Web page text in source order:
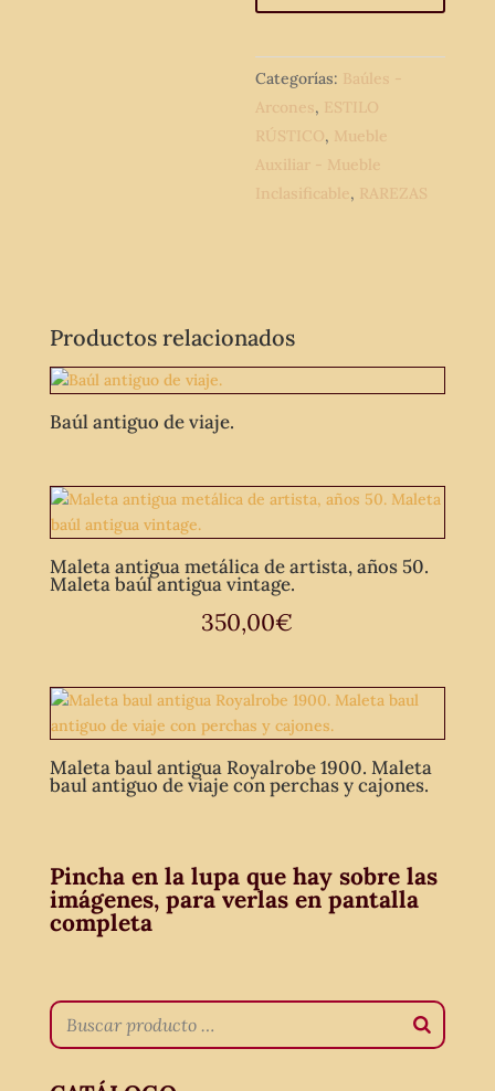
gótico
escudo
de
Castilla
y
León
Categorías: Baúles -
Arcones, ESTILO
RÚSTICO, Mueble
Auxiliar - Mueble
Inclasificable, RAREZAS
Productos relacionados
Baúl antiguo de viaje.
Maleta antigua metálica de artista, años 50.
Maleta baúl antigua vintage.
350,00€
Maleta baul antigua Royalrobe 1900. Maleta
baul antiguo de viaje con perchas y cajones.
Pincha en la lupa que hay sobre las
imágenes, para verlas en pantalla
completa